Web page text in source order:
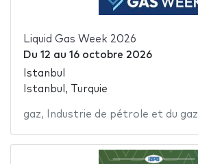
Liquid Gas Week 2026
Du 12 au 16 octobre 2026
Istanbul
Istanbul, Turquie
gaz, Industrie de pétrole et du gaz